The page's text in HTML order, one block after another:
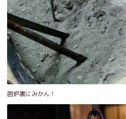
囲炉裏にみかん！